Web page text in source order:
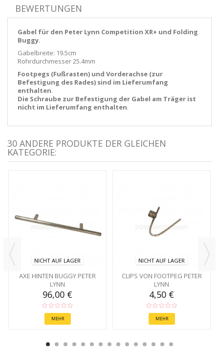
BEWERTUNGEN
Gabel für den Peter Lynn Competition XR+ und Folding
Buggy.
Gabelbreite: 19.5cm
Rohrdurchmesser 25.4mm
Footpegs (Fußrasten) und Vorderachse (zur
Befestigung des Rades) sind im Lieferumfang
enthalten.
Die Schraube zur Befestigung der Gabel am Träger ist
nicht im Lieferumfang enthalten.
30 ANDERE PRODUKTE DER GLEICHEN
KATEGORIE:
NICHT AUF LAGER
AXE HINTEN BUGGY PETER
LYNN
96,00 €
MEHR
NICHT AUF LAGER
CLIPS VON FOOTPEG PETER
LYNN
4,50 €
MEHR